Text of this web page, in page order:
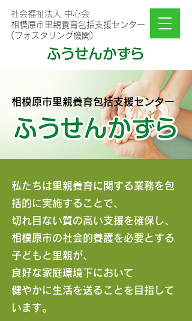
社会福祉法人 中心会
相模原市里親養育包括支援センター
(フォスタリング機関)
相模原市里親養育包括支援センター
私たちは里親養育に関する業務を包
括的に実施することで、
切れ目ない質の高い支援を確保し、
相模原市の社会的養護を必要とする
子どもと里親が、
良好な家庭環境下において
健やかに生活を送ることを目指して
います。